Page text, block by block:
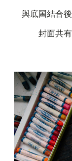
與底圖結合
封面共